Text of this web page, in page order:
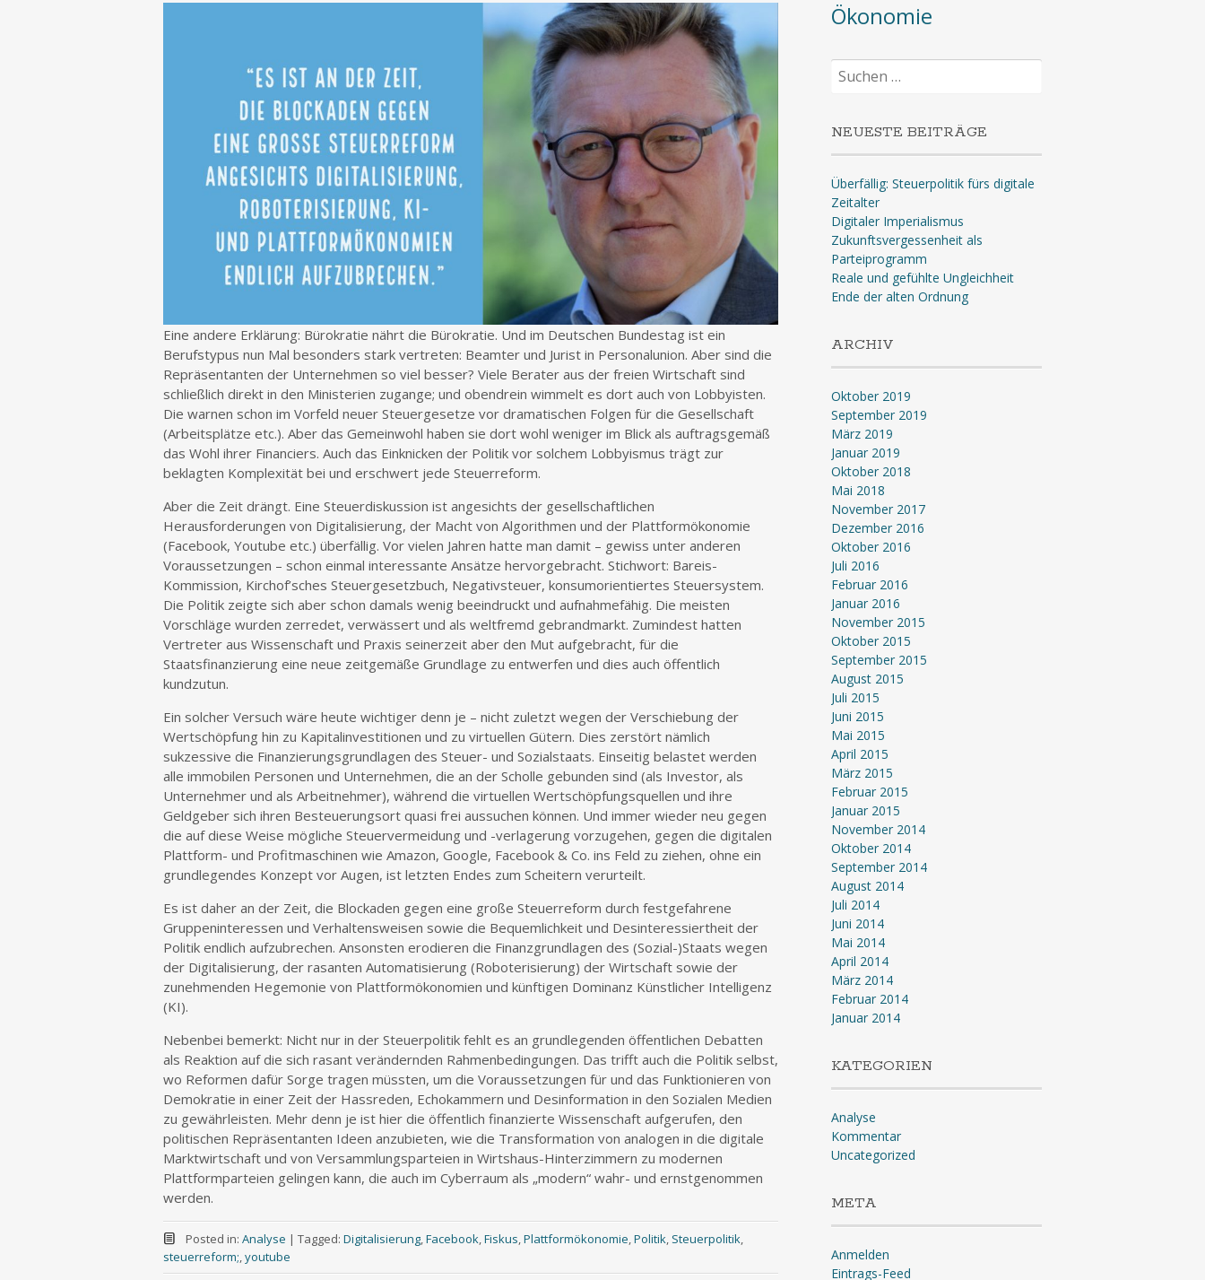
Eine andere Erklärung: Bürokratie nährt die Bürokratie. Und im Deutschen Bundestag ist ein
Berufstypus nun Mal besonders stark vertreten: Beamter und Jurist in Personalunion. Aber sind die
Repräsentanten der Unternehmen so viel besser? Viele Berater aus der freien Wirtschaft sind
schließlich direkt in den Ministerien zugange; und obendrein wimmelt es dort auch von Lobbyisten.
Die warnen schon im Vorfeld neuer Steuergesetze vor dramatischen Folgen für die Gesellschaft
(Arbeitsplätze etc.). Aber das Gemeinwohl haben sie dort wohl weniger im Blick als auftragsgemäß
das Wohl ihrer Financiers. Auch das Einknicken der Politik vor solchem Lobbyismus trägt zur
beklagten Komplexität bei und erschwert jede Steuerreform.
Aber die Zeit drängt. Eine Steuerdiskussion ist angesichts der gesellschaftlichen
Herausforderungen von Digitalisierung, der Macht von Algorithmen und der Plattformökonomie
(Facebook, Youtube etc.) überfällig. Vor vielen Jahren hatte man damit – gewiss unter anderen
Voraussetzungen – schon einmal interessante Ansätze hervorgebracht. Stichwort: Bareis-
Kommission, Kirchof’sches Steuergesetzbuch, Negativsteuer, konsumorientiertes Steuersystem.
Die Politik zeigte sich aber schon damals wenig beeindruckt und aufnahmefähig. Die meisten
Vorschläge wurden zerredet, verwässert und als weltfremd gebrandmarkt. Zumindest hatten
Vertreter aus Wissenschaft und Praxis seinerzeit aber den Mut aufgebracht, für die
Staatsfinanzierung eine neue zeitgemäße Grundlage zu entwerfen und dies auch öffentlich
kundzutun.
Ein solcher Versuch wäre heute wichtiger denn je – nicht zuletzt wegen der Verschiebung der
Wertschöpfung hin zu Kapitalinvestitionen und zu virtuellen Gütern. Dies zerstört nämlich
sukzessive die Finanzierungsgrundlagen des Steuer- und Sozialstaats. Einseitig belastet werden
alle immobilen Personen und Unternehmen, die an der Scholle gebunden sind (als Investor, als
Unternehmer und als Arbeitnehmer), während die virtuellen Wertschöpfungsquellen und ihre
Geldgeber sich ihren Besteuerungsort quasi frei aussuchen können. Und immer wieder neu gegen
die auf diese Weise mögliche Steuervermeidung und -verlagerung vorzugehen, gegen die digitalen
Plattform- und Profitmaschinen wie Amazon, Google, Facebook & Co. ins Feld zu ziehen, ohne ein
grundlegendes Konzept vor Augen, ist letzten Endes zum Scheitern verurteilt.
Es ist daher an der Zeit, die Blockaden gegen eine große Steuerreform durch festgefahrene
Gruppeninteressen und Verhaltensweisen sowie die Bequemlichkeit und Desinteressiertheit der
Politik endlich aufzubrechen. Ansonsten erodieren die Finanzgrundlagen des (Sozial-)Staats wegen
der Digitalisierung, der rasanten Automatisierung (Roboterisierung) der Wirtschaft sowie der
zunehmenden Hegemonie von Plattformökonomien und künftigen Dominanz Künstlicher Intelligenz
(KI).
Nebenbei bemerkt: Nicht nur in der Steuerpolitik fehlt es an grundlegenden öffentlichen Debatten
als Reaktion auf die sich rasant verändernden Rahmenbedingungen. Das trifft auch die Politik selbst,
wo Reformen dafür Sorge tragen müssten, um die Voraussetzungen für und das Funktionieren von
Demokratie in einer Zeit der Hassreden, Echokammern und Desinformation in den Sozialen Medien
zu gewährleisten. Mehr denn je ist hier die öffentlich finanzierte Wissenschaft aufgerufen, den
politischen Repräsentanten Ideen anzubieten, wie die Transformation von analogen in die digitale
Marktwirtschaft und von Versammlungsparteien in Wirtshaus-Hinterzimmern zu modernen
Plattformparteien gelingen kann, die auch im Cyberraum als „modern“ wahr- und ernstgenommen
werden.
Posted in: Analyse | Tagged: Digitalisierung,Facebook,Fiskus,Plattformökonomie,Politik, Steuerpolitik,
steuerreform;,youtube
Ökonomie
Suchen
nach:
NEUESTE BEITRÄGE
Überfällig: Steuerpolitik fürs digitale
Zeitalter
Digitaler Imperialismus
Zukunftsvergessenheit als
Parteiprogramm
Reale und gefühlte Ungleichheit
Ende der alten Ordnung
ARCHIV
Oktober 2019
September 2019
März 2019
Januar 2019
Oktober 2018
Mai 2018
November 2017
Dezember 2016
Oktober 2016
Juli 2016
Februar 2016
Januar 2016
November 2015
Oktober 2015
September 2015
August 2015
Juli 2015
Juni 2015
Mai 2015
April 2015
März 2015
Februar 2015
Januar 2015
November 2014
Oktober 2014
September 2014
August 2014
Juli 2014
Juni 2014
Mai 2014
April 2014
März 2014
Februar 2014
Januar 2014
KATEGORIEN
Analyse
Kommentar
Uncategorized
META
Anmelden
Eintrags-Feed